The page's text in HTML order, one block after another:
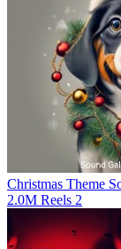
Christmas Theme
2.0M Reels 2